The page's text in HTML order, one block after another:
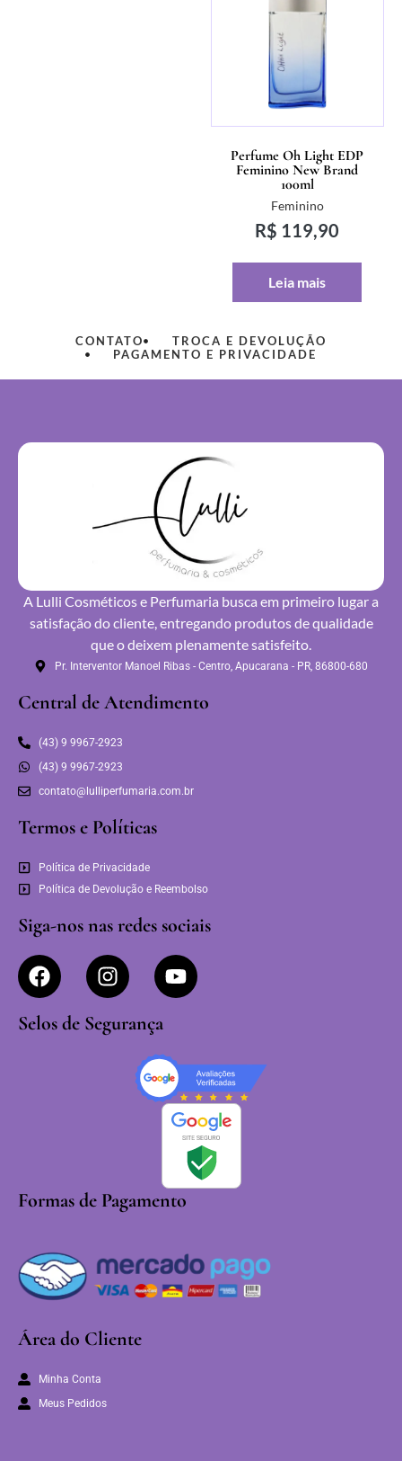
Perfume Oh Light EDP
Feminino New Brand
100ml
Feminino
R$ 119,90
Leia mais
CONTATO
TROCA E DEVOLUÇÃO
PAGAMENTO E PRIVACIDADE
A Lulli Cosméticos e Perfumaria busca em primeiro lugar a
satisfação do cliente, entregando produtos de qualidade
que o deixem plenamente satisfeito.
Pr. Interventor Manoel Ribas - Centro, Apucarana - PR, 86800-680
Central de Atendimento
(43) 9 9967-2923
(43) 9 9967-2923
contato@lulliperfumaria.com.br
Termos e Políticas
Política de Privacidade
Política de Devolução e Reembolso
Siga-nos nas redes sociais
Selos de Segurança
Formas de Pagamento
Área do Cliente
Minha Conta
Meus Pedidos